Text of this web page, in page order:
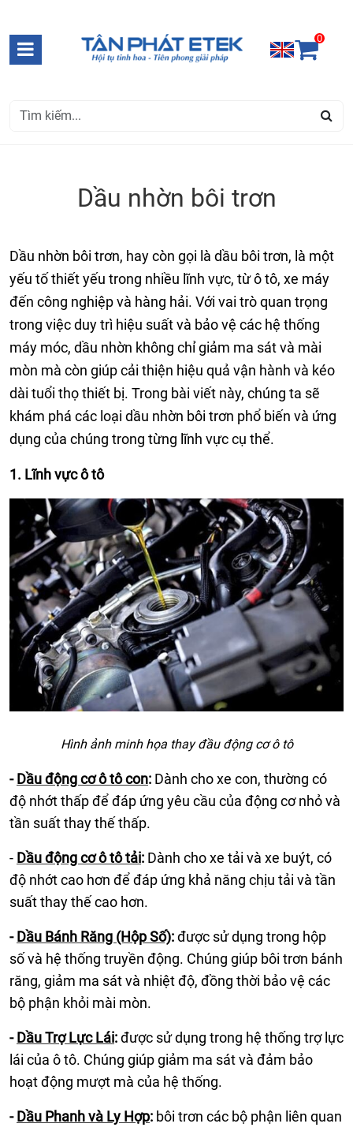
0
Dầu nhờn bôi trơn
Dầu nhờn bôi trơn, hay còn gọi là dầu bôi trơn, là một
yếu tố thiết yếu trong nhiều lĩnh vực, từ ô tô, xe máy
đến công nghiệp và hàng hải. Với vai trò quan trọng
trong việc duy trì hiệu suất và bảo vệ các hệ thống
máy móc, dầu nhờn không chỉ giảm ma sát và mài
mòn mà còn giúp cải thiện hiệu quả vận hành và kéo
dài tuổi thọ thiết bị. Trong bài viết này, chúng ta sẽ
khám phá các loại dầu nhờn bôi trơn phổ biến và ứng
dụng của chúng trong từng lĩnh vực cụ thể.
1. Lĩnh vực ô tô
Hình ảnh minh họa thay đầu động cơ ô tô
-Dầu động cơ ô tô con: Dành cho xe con, thường có
độ nhớt thấp để đáp ứng yêu cầu của động cơ nhỏ và
tần suất thay thế thấp.
- Dầu động cơ ô tô tải: Dành cho xe tải và xe buýt, có
độ nhớt cao hơn để đáp ứng khả năng chịu tải và tần
suất thay thế cao hơn.
-Dầu Bánh Răng (Hộp Số):được sử dụng trong hộp
số và hệ thống truyền động. Chúng giúp bôi trơn bánh
răng, giảm ma sát và nhiệt độ, đồng thời bảo vệ các
bộ phận khỏi mài mòn.
-Dầu Trợ Lực Lái:được sử dụng trong hệ thống trợ lực
lái của ô tô. Chúng giúp giảm ma sát và đảm bảo
hoạt động mượt mà của hệ thống.
-Dầu Phanh và Ly Hợp: bôi trơn các bộ phận liên quan